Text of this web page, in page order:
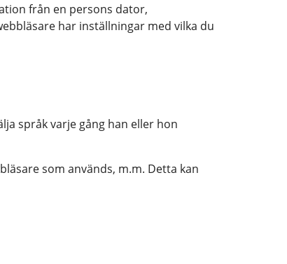
från en persons dator,
har inställningar med vilka du
språk varje gång han eller hon
som används, m.m. Detta kan